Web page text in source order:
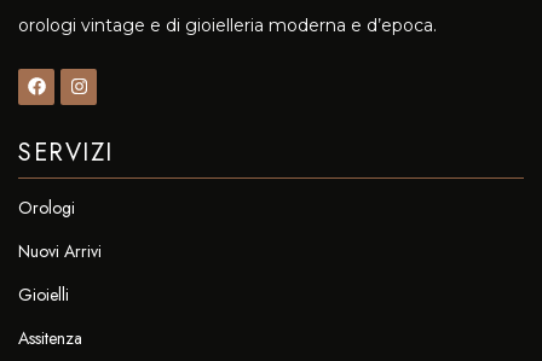
orologi vintage e di gioielleria moderna e d’epoca.
SERVIZI
Orologi
Nuovi Arrivi
Gioielli
Assitenza